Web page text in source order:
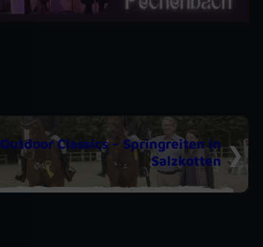
Outdoor Classics – Springreiten in
Salzkotten